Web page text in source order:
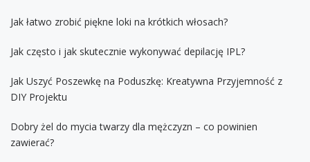
Jak łatwo zrobić piękne loki na krótkich włosach?
Jak często i jak skutecznie wykonywać depilację IPL?
Jak Uszyć Poszewkę na Poduszkę: Kreatywna Przyjemność z
DIY Projektu
Dobry żel do mycia twarzy dla mężczyzn – co powinien
zawierać?